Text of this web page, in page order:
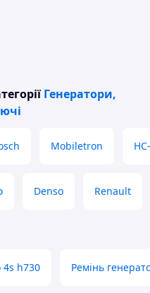
Генератори,
Mobiletron
Denso Renault
h730 Ремінь